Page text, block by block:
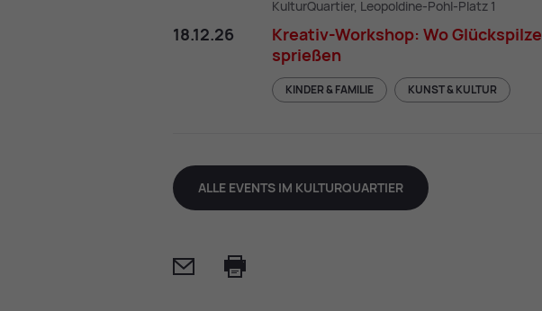
18.12.26
KulturQuartier, Leopoldine-Pohl-Platz 1
Kreativ-Workshop: Wo Glückspilze
sprießen
KINDER & FAMILIE KUNST & KULTUR
ALLE EVENTS IM KULTURQUARTIER
Mail